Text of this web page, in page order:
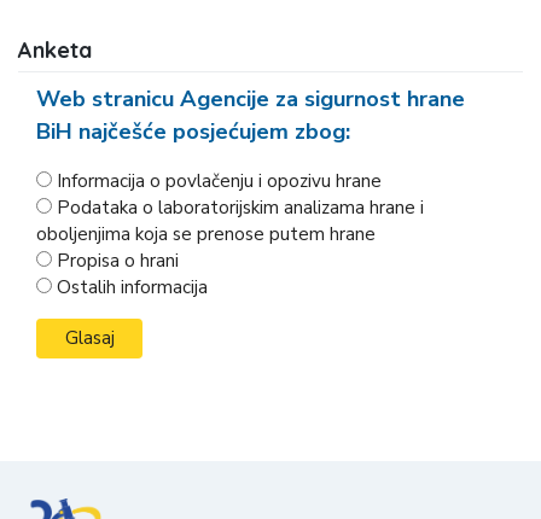
Anketa
Web stranicu Agencije za sigurnost hrane
BiH najčešće posjećujem zbog:
Informacija o povlačenju i opozivu hrane
Podataka o laboratorijskim analizama hrane i
oboljenjima koja se prenose putem hrane
Propisa o hrani
Ostalih informacija